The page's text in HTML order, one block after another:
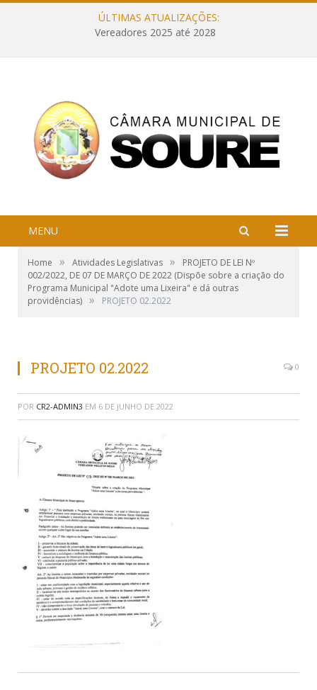
ÚLTIMAS ATUALIZAÇÕES:
Vereadores 2025 até 2028
MENU
Home » Atividades Legislativas »
PROJETO DE LEI Nº
002/2022, DE 07 DE MARÇO DE 2022 (Dispõe sobre a criação do
Programa Municipal "Adote uma Lixeira" e dá outras
providências) » PROJETO 02.2022
PROJETO 02.2022 0
POR CR2-ADMIN3 EM 6 DE JUNHO DE 2022